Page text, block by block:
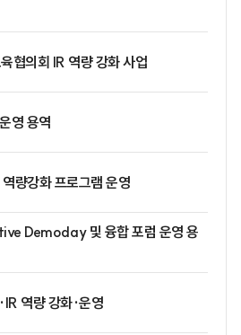
협의회 IR 역량 강화 사업
영 용역
량강화 프로그램 운영
Demoday 및 융합 포럼 운영 용
역량 강화·운영